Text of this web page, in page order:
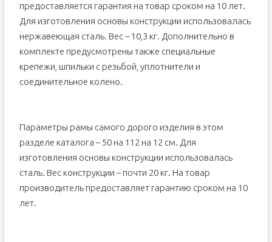
предоставляется гарантия на товар сроком на 10 лет.
Для изготовления основы конструкции использовалась
нержавеющая сталь. Вес – 10,3 кг. Дополнительно в
комплекте предусмотрены также специальные
крепежи, шпильки с резьбой, уплотнители и
соединительное колено.
Параметры рамы самого дорого изделия в этом
разделе каталога – 50 на 112 на 12 см. Для
изготовления основы конструкции использовалась
сталь. Вес конструкции – почти 20 кг. На товар
производитель предоставляет гарантию сроком на 10
лет.